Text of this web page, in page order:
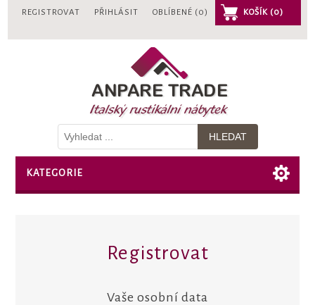
REGISTROVAT PŘIHLÁSIT OBLÍBENÉ (0) KOŠÍK (0)
KATEGORIE
Registrovat
Vaše osobní data